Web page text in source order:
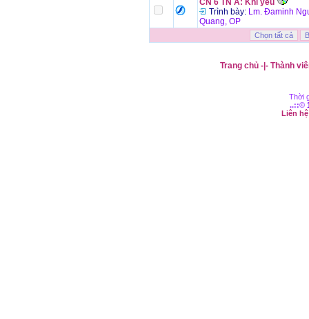
CN 6 TN A: Khi yêu
Trình bày: Lm. Đaminh
Quang, OP
Trang chủ-|- Thành
Thời
..::©
Liên